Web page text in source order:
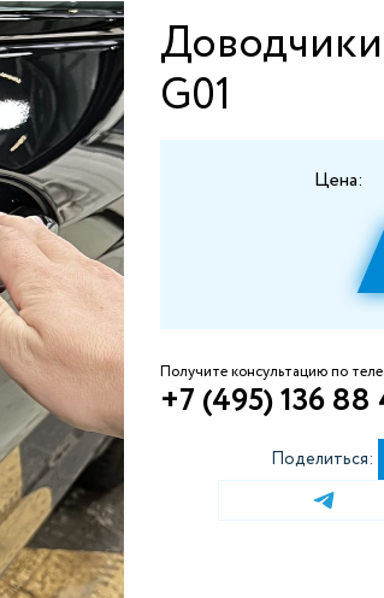
G01
Цена:
Получите консультацию по
+7 (495) 136 88
Поделиться: